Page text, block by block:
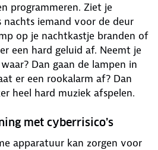
programmeren. Ziet je
nachts iemand voor de deur
op je nachtkastje branden of
een hard geluid af. Neemt je
Dan gaan de lampen in
er een rookalarm af? Dan
heel hard muziek afspelen.
met cyberrisico’s
apparatuur kan zorgen voor